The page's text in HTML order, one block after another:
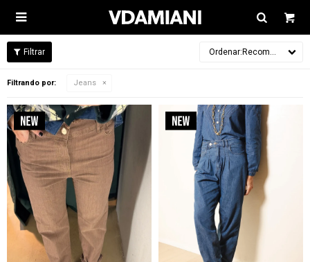

Recomendados
Filtrando por: Jeans